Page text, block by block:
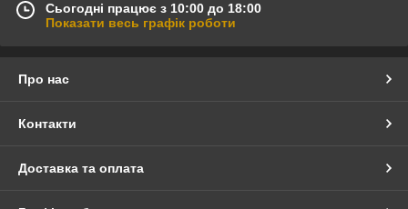
Сьогодні працює з 10:00 до 18:00
Показати весь графік роботи
Про нас
Контакти
Доставка та оплата